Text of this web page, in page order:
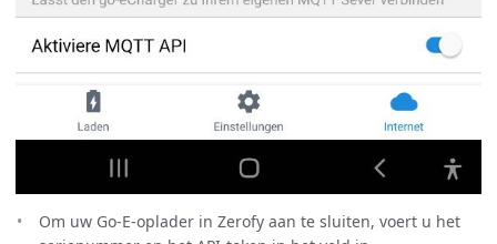
Om uw Go-E-oplader in Zerofy aan te sluiten, voert u het